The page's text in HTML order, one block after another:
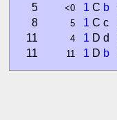
5 <0 1 C b
8 5 1 C c
11 4 1 D d
11 11 1 D b